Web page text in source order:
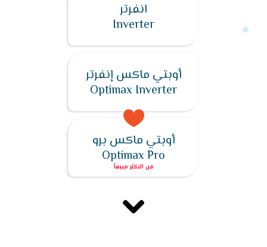
انفرتر
Inverter
أوبتي ماكس إنفرتر
Optimax Inverter
أوبتي ماكس برو
Optimax Pro